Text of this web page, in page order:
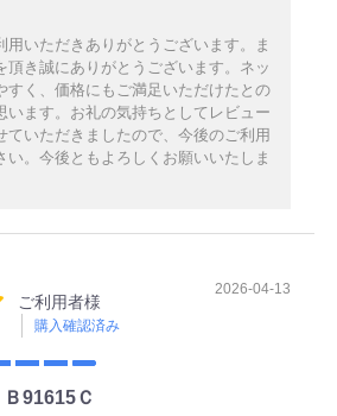
用いただきありがとうございます。ま
頂き誠にありがとうございます。ネッ
すく、価格にもご満足いただけたとの
います。お礼の気持ちとしてレビュー
ていただきましたので、今後のご利用
い。今後ともよろしくお願いいたしま
ご利用者様
購入確認済み
2026-04-13
91615Ｃ